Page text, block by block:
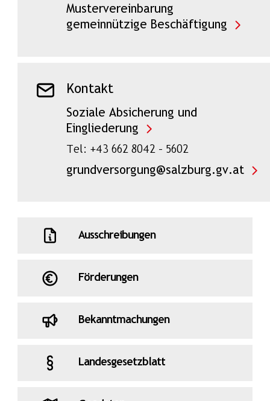
Mustervereinbarung
gemeinnützige Beschäftigung
Kontakt
Soziale Absicherung und
Eingliederung
Tel: +43 662 8042 – 5602
grundversorgung@salzburg.gv.at
Ausschreibungen
Förderungen
Bekanntmachungen
Landesgesetzblatt